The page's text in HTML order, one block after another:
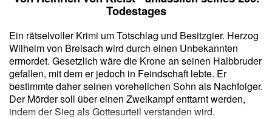
Todestages
Ein rätselvoller Krimi um Totschlag und Besitzgier. Herzog
Wilhelm von Breisach wird durch einen Unbekannten
ermordet. Gesetzlich wäre die Krone an seinen Halbbruder
gefallen, mit dem er jedoch in Feindschaft lebte. Er
bestimmte daher seinen vorehelichen Sohn als Nachfolger.
Der Mörder soll über einen Zweikampf enttarnt werden,
indem der Sieg als Gottesurteil verstanden wird.